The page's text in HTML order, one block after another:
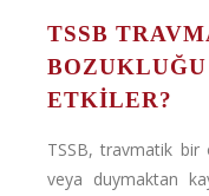
TSSB
ETKİLER?
TSSB, travmatik bir
veya duymaktan